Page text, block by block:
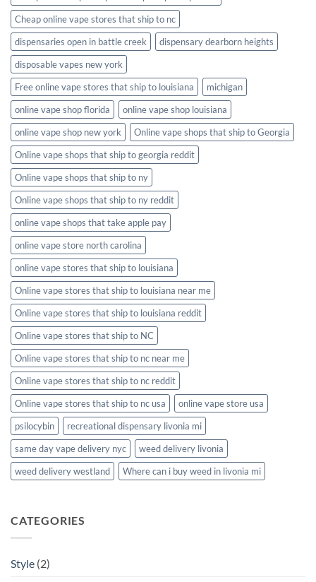
Cheap online vape stores that ship to nc
dispensaries open in battle creek
dispensary dearborn heights
disposable vapes new york
Free online vape stores that ship to louisiana
michigan
online vape shop florida
online vape shop louisiana
online vape shop new york
Online vape shops that ship to Georgia
Online vape shops that ship to georgia reddit
Online vape shops that ship to ny
Online vape shops that ship to ny reddit
online vape shops that take apple pay
online vape store north carolina
online vape stores that ship to louisiana
Online vape stores that ship to louisiana near me
Online vape stores that ship to louisiana reddit
Online vape stores that ship to NC
Online vape stores that ship to nc near me
Online vape stores that ship to nc reddit
Online vape stores that ship to nc usa
online vape store usa
psilocybin
recreational dispensary livonia mi
same day vape delivery nyc
weed delivery livonia
weed delivery westland
Where can i buy weed in livonia mi
CATEGORIES
Style (2)